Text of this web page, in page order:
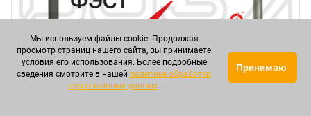
Мы используем файлы cookie. Продолжая
просмотр страниц нашего сайта, вы принимаете
условия его использования. Более подробные
сведения смотрите в нашей политике обработки
персональных данных.
Принимаю